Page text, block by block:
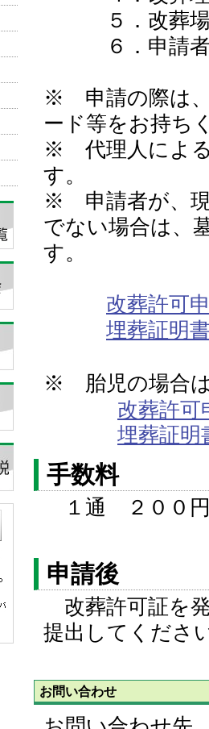
５．改葬場所
６．申請者の
※ 申請の際は、
ード等をお持ち
※ 代理人による
す。
※ 申請者が、現
でない場合は、
す。
改葬許可
埋葬証明
※ 胎児の場合は
改葬許可
埋葬証明
手数料
１通 ２００
申請後
改葬許可証を
提出してくださ
お問い合わせ